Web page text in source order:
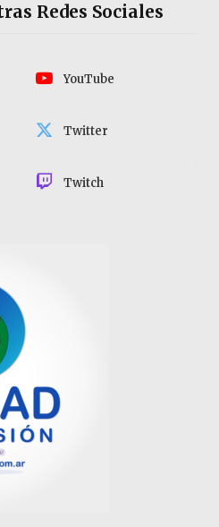
Redes Sociales
YouTube
Twitter
Twitch